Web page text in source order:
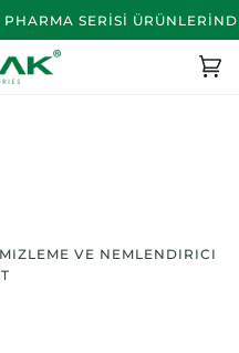
SERİSİ
(0)
VE NEMLENDIRICI